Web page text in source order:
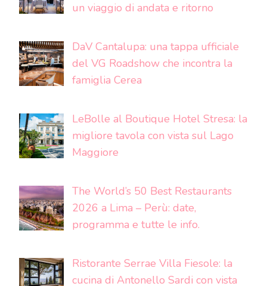
un viaggio di andata e ritorno
DaV Cantalupa: una tappa ufficiale
del VG Roadshow che incontra la
famiglia Cerea
LeBolle al Boutique Hotel Stresa: la
migliore tavola con vista sul Lago
Maggiore
The World’s 50 Best Restaurants
2026 a Lima – Perù: date,
programma e tutte le info.
Ristorante Serrae Villa Fiesole: la
cucina di Antonello Sardi con vista